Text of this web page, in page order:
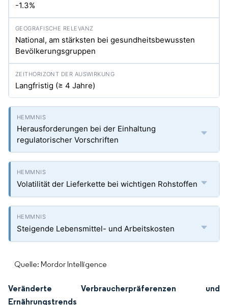
-1.3%
National, am stärksten bei gesundheitsbewussten
Bevölkerungsgruppen
Langfristig (≥ 4 Jahre)
Herausforderungen bei der Einhaltung
regulatorischer Vorschriften
Volatilität der Lieferkette bei wichtigen Rohstoffen
Steigende Lebensmittel- und Arbeitskosten
Quelle: Mordor Intelligence
Veränderte Verbraucherpräferenzen und
Ernährungstrends